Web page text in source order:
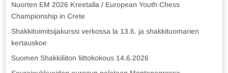
Nuorten EM 2026 Kreetalla / European Youth Chess
Championship in Crete
Shakkitoimitsijakurssi verkossa la 13.6. ja shakkituomarien
kertauskoe
Suomen Shakkiliiton liittokokous 14.6.2026